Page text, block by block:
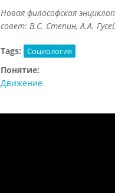
Новая философская
совет: В.С. Степин, А.А.
Tags: Социология
Понятие:
Движение